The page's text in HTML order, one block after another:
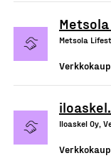
Metsola
Iloaskel Oy,